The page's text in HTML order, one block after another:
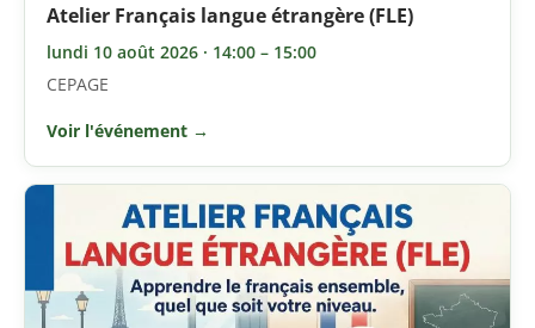
Atelier Français langue étrangère (FLE)
lundi 10 août 2026 · 14:00 – 15:00
CEPAGE
Voir l'événement →